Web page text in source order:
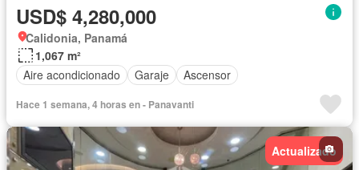
USD$ 4,280,000
Calidonia, Panamá
1,067 m²
Aire acondicionado
Garaje Ascensor
Hace 1 semana, 4 horas en - Panavanti
Actualizado